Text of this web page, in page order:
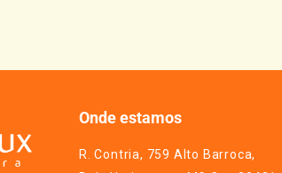
Onde estamos
R. Contria, 759 Alto Barroca,